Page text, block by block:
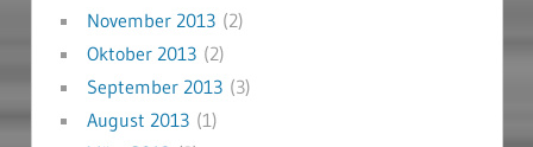
November 2013(2)
Oktober 2013(2)
September 2013(3)
August 2013(1)